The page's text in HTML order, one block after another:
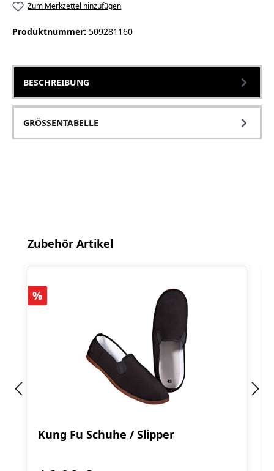
Zum Merkzettel hinzufügen
Produktnummer: 509281160
BESCHREIBUNG
GRÖSSENTABELLE
Produktgalerie überspringen
Zubehör Artikel
Rabatt
%
Kung Fu Schuhe / Slipper